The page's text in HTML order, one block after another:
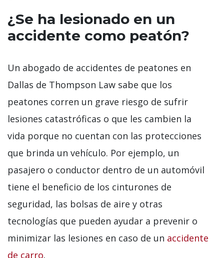
¿Se ha lesionado en un
accidente como peatón?
Un abogado de accidentes de peatones en
Dallas de Thompson Law sabe que los
peatones corren un grave riesgo de sufrir
lesiones catastróficas o que les cambien la
vida porque no cuentan con las protecciones
que brinda un vehículo. Por ejemplo, un
pasajero o conductor dentro de un automóvil
tiene el beneficio de los cinturones de
seguridad, las bolsas de aire y otras
tecnologías que pueden ayudar a prevenir o
minimizar las lesiones en caso de un accidente
de carro.